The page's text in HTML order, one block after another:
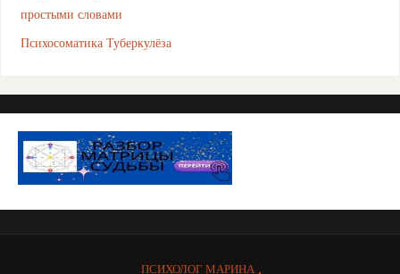
простыми словами
Психосоматика Туберкулёза
ПСИХОЛОГ МАРИНА